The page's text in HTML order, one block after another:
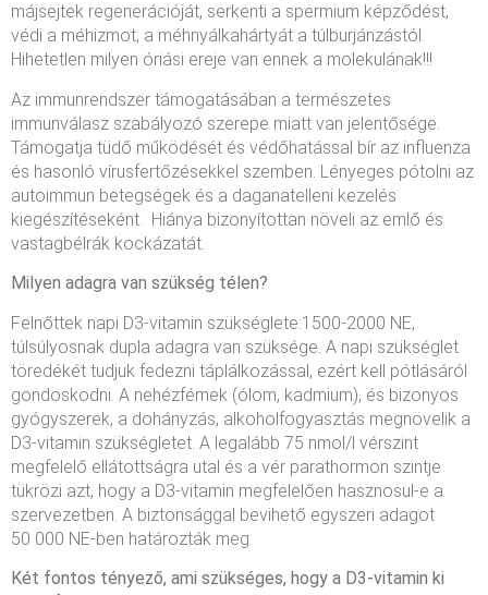
májsejtek regenerációját, serkenti a spermium képződést,
védi a méhizmot, a méhnyálkahártyát a túlburjánzástól.
Hihetetlen milyen óriási ereje van ennek a molekulának!!!
Az immunrendszer támogatásában a természetes
immunválasz szabályozó szerepe miatt van jelentősége.
Támogatja tüdő működését és védőhatással bír az influenza
és hasonló vírusfertőzésekkel szemben. Lényeges pótolni az
autoimmun betegségek és a daganatelleni kezelés
kiegészítéseként. Hiánya bizonyítottan növeli az emlő és
vastagbélrák kockázatát.
Milyen adagra van szükség télen?
Felnőttek napi D3-vitamin szükséglete:1500-2000 NE,
túlsúlyosnak dupla adagra van szüksége. A napi szükséglet
töredékét tudjuk fedezni táplálkozással, ezért kell pótlásáról
gondoskodni. A nehézfémek (ólom, kadmium), és bizonyos
gyógyszerek, a dohányzás, alkoholfogyasztás megnövelik a
D3-vitamin szükségletet. A legalább 75 nmol/l vérszint
megfelelő ellátottságra utal és a vér parathormon szintje
tükrözi azt, hogy a D3-vitamin megfelelően hasznosul-e a
szervezetben. A biztonsággal bevihető egyszeri adagot
50 000 NE-ben határozták meg.
Két fontos tényező, ami szükséges, hogy a D3-vitamin ki